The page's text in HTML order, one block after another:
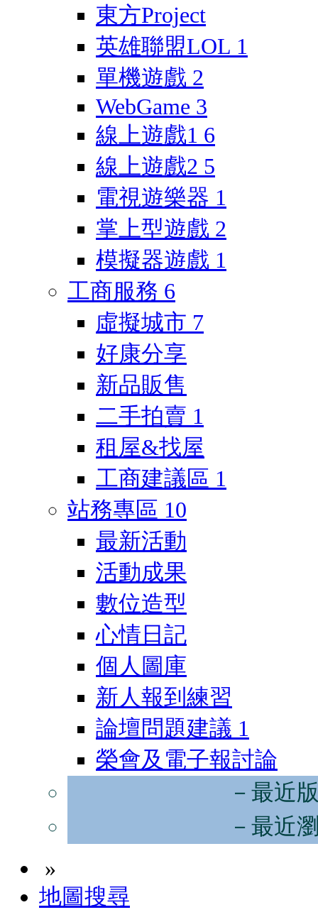
東方Project
英雄聯盟LOL 1
單機遊戲 2
WebGame 3
線上遊戲1 6
線上遊戲2 5
電視遊樂器 1
掌上型遊戲 2
模擬器遊戲 1
工商服務 6
虛擬城市 7
好康分享
新品販售
二手拍賣 1
租屋&找屋
工商建議區 1
站務專區 10
最新活動
活動成果
數位造型
心情日記
個人圖庫
新人報到練習
論壇問題建議 1
榮會及電子報討論
－最近
－最近
»
地圖搜尋